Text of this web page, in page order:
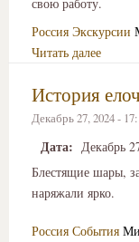
Россия Экскурсии
Читать далее
История
Декабрь 27, 2024 -
Дата: Декабрь
Блестящие шары,
наряжали ярко.
Россия События